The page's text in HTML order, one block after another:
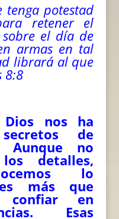
tenga potestad
retener el
el día de
armas en tal
librará al que
8:8
Dios nos ha
de
Aunque no
detalles,
lo
más que
confiar en
Esas